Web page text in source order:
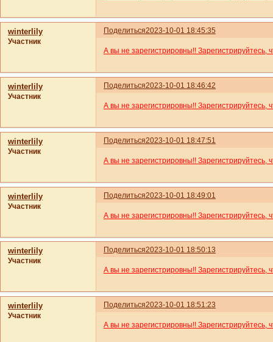
Поделиться2023-10-01 18:45:35
winterlily
Участник
А вы не зарегистрировны!! Зарегистрируйтесь,
Поделиться2023-10-01 18:46:42
winterlily
Участник
А вы не зарегистрировны!! Зарегистрируйтесь,
Поделиться2023-10-01 18:47:51
winterlily
Участник
А вы не зарегистрировны!! Зарегистрируйтесь,
Поделиться2023-10-01 18:49:01
winterlily
Участник
А вы не зарегистрировны!! Зарегистрируйтесь,
Поделиться2023-10-01 18:50:13
winterlily
Участник
А вы не зарегистрировны!! Зарегистрируйтесь,
Поделиться2023-10-01 18:51:23
winterlily
Участник
А вы не зарегистрировны!! Зарегистрируйтесь,